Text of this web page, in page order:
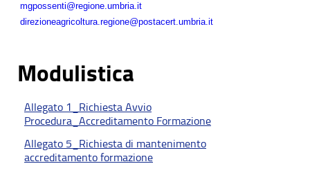
mgpossenti@regione.umbria.it
direzioneagricoltura.regione@postacert.umbria.it
Modulistica
Allegato 1_Richiesta Avvio
Procedura_Accreditamento Formazione
Allegato 5_Richiesta di mantenimento
accreditamento formazione